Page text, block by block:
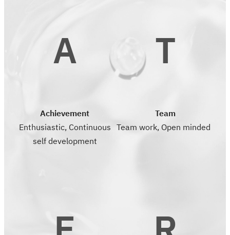
A
Achievement
Enthusiastic, Continuous
self development
T
Team
Team work, Open minded